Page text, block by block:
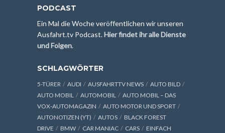
PODCAST
Ein Mal die Woche veröffentlichen wir unseren
Ausfahrt.tv Podcast.Hier findet ihr alle Dienste
und Folgen.
SCHLAGWÖRTER
5-TÜRER AUDI AUSFAHRTTV NEWS
AUTO BILD
AUTO MOBIL
AUTOMOBIL
AUTO MOBIL – DAS
VOX-AUTOMAGAZIN
AUTO MOTOR UND SPORT
AUTONOTIZEN (YT)
AUTOS
BLACK FOREST
DRIVE
BMW CAR MANIAC CARS
EINFACH